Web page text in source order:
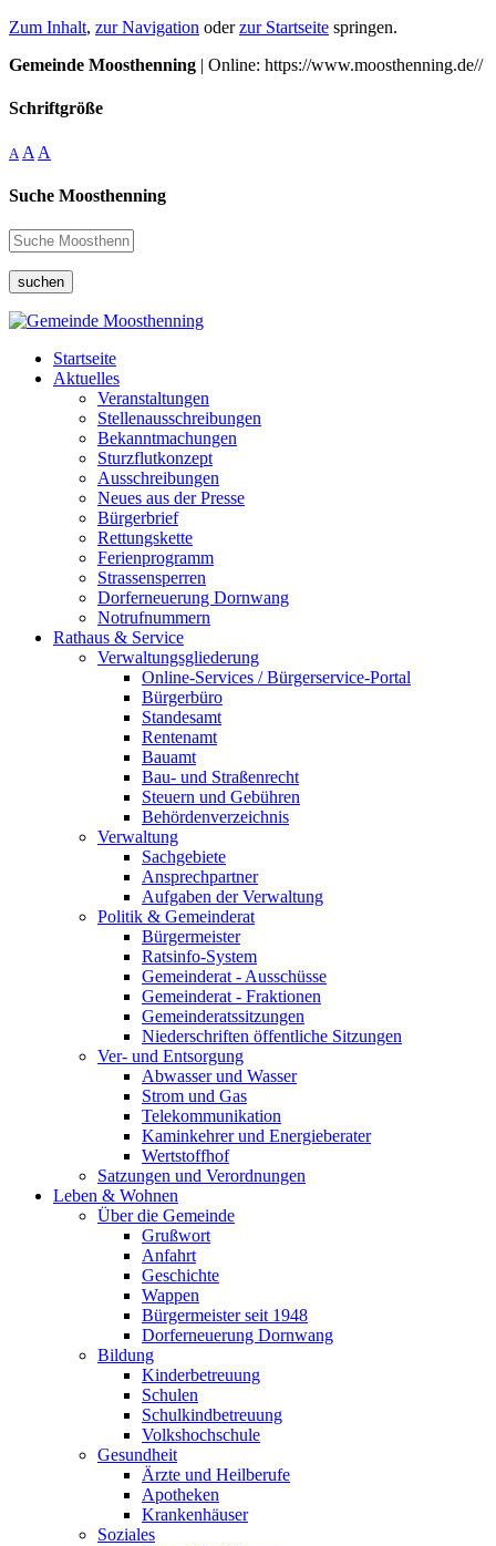
Zum Inhalt, zur Navigation oderzur Startseite springen.
Gemeinde Moosthenning | Online: https://www.moosthenning.de//
Schriftgröße
A A A
Suche Moosthenning
suchen
Startseite
Aktuelles
Veranstaltungen
Stellenausschreibungen
Bekanntmachungen
Sturzflutkonzept
Ausschreibungen
Neues aus der Presse
Bürgerbrief
Rettungskette
Ferienprogramm
Strassensperren
Dorferneuerung Dornwang
Notrufnummern
Rathaus & Service
Verwaltungsgliederung
Online-Services / Bürgerservice-Portal
Bürgerbüro
Standesamt
Rentenamt
Bauamt
Bau- und Straßenrecht
Steuern und Gebühren
Behördenverzeichnis
Verwaltung
Sachgebiete
Ansprechpartner
Aufgaben der Verwaltung
Politik & Gemeinderat
Bürgermeister
Ratsinfo-System
Gemeinderat - Ausschüsse
Gemeinderat - Fraktionen
Gemeinderatssitzungen
Niederschriften öffentliche Sitzungen
Ver- und Entsorgung
Abwasser und Wasser
Strom und Gas
Telekommunikation
Kaminkehrer und Energieberater
Wertstoffhof
Satzungen und Verordnungen
Leben & Wohnen
Über die Gemeinde
Grußwort
Anfahrt
Geschichte
Wappen
Bürgermeister seit 1948
Dorferneuerung Dornwang
Bildung
Kinderbetreuung
Schulen
Schulkindbetreuung
Volkshochschule
Gesundheit
Ärzte und Heilberufe
Apotheken
Krankenhäuser
Soziales